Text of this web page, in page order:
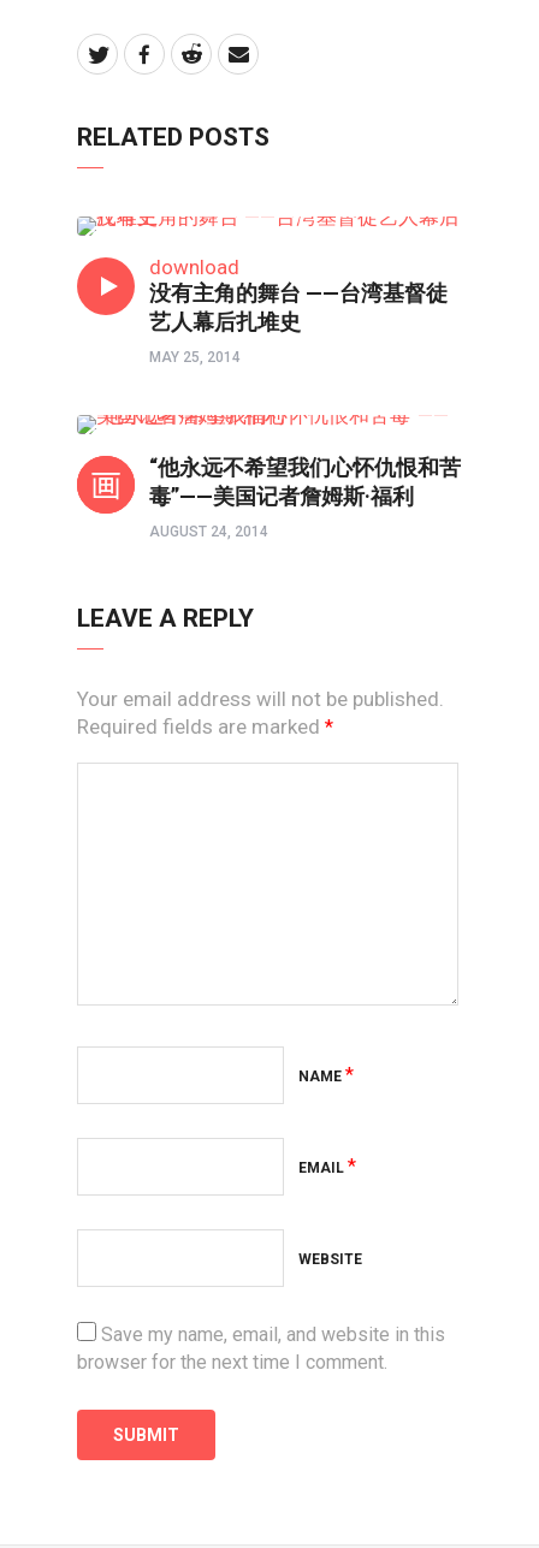
RELATED POSTS
download
没有主角的舞台 ——台湾基督徒
艺人幕后扎堆史
MAY 25, 2014
“他永远不希望我们心怀仇恨和苦
毒”——美国记者詹姆斯·福利
AUGUST 24, 2014
LEAVE A REPLY
Your email address will not be published.
Required fields are marked *
NAME *
EMAIL *
WEBSITE
Save my name, email, and website in this
browser for the next time I comment.